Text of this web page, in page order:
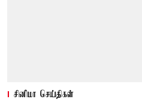
சினிமா செய்திகள்